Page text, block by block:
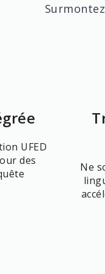
UFED
des
Ne